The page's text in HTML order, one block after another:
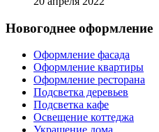
Новогоднее оформление
Оформление фасада
Оформление квартиры
Оформление ресторана
Подсветка деревьев
Подсветка кафе
Освещение коттеджа